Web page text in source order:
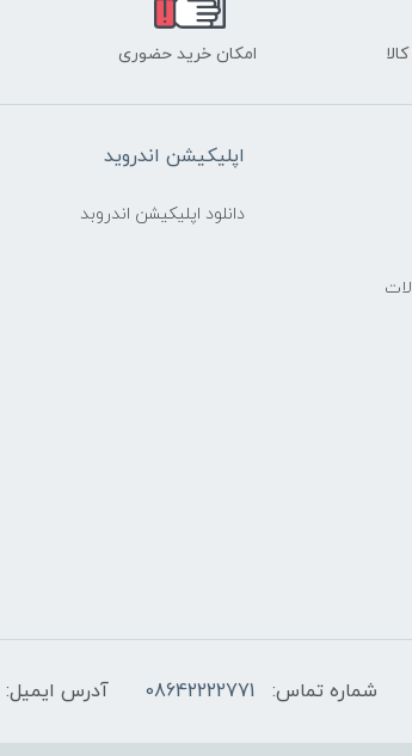
امکان خرید حضوری
اپلیکیشن اندروید
دانلود اپلیکیشن اندروبد
شماره تماس: 08642222771 آدرس ایمیل: